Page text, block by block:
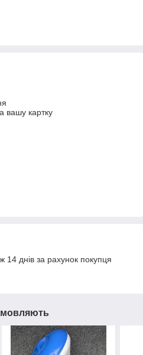
вашу картку
днів за рахунок покупця